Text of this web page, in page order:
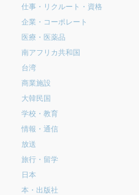
仕事・リクルート・資格
企業・コーポレート
医療・医薬品
南アフリカ共和国
台湾
商業施設
大韓民国
学校・教育
情報・通信
放送
旅行・留学
日本
本・出版社